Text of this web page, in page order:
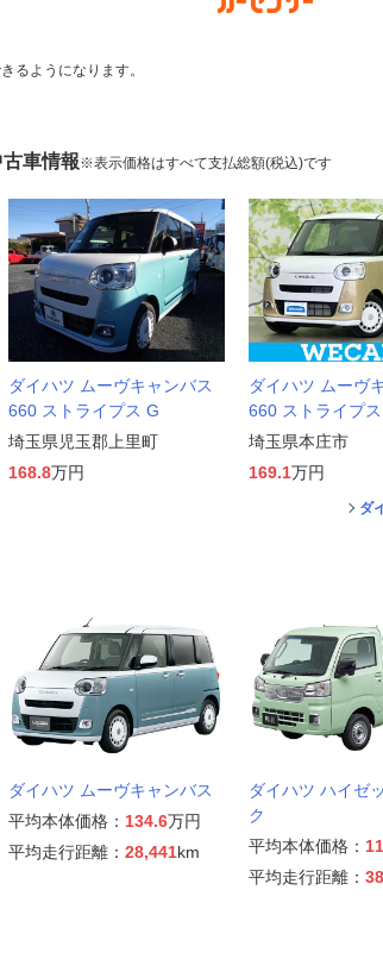
るようになります。
車情報※表示価格はすべて支払総額(税込)です
ダイハツ ムーヴキャンバス
660 ストライプス G
埼玉県児玉郡上里町
168.8万円
ダイハツ ムーヴ
660 ストライプ
埼玉県本庄市
169.1万円
ダ
ダイハツ ムーヴキャンバス
平均本体価格： 134.6万円
平均走行距離： 28,441km
ダイハツ ハイゼ
ク
平均本体価格：
平均走行距離：